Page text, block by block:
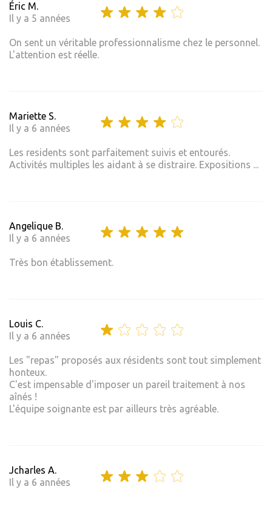
Éric M.
Il y a 5 années
On sent un véritable professionnalisme chez le personnel.
L'attention est réelle.
Mariette S.
Il y a 6 années
Les residents sont parfaitement suivis et entourés.
Activités multiples les aidant à se distraire. Expositions ...
Angelique B.
Il y a 6 années
Très bon établissement.
Louis C.
Il y a 6 années
Les "repas" proposés aux résidents sont tout simplement
honteux.
C'est impensable d'imposer un pareil traitement à nos
aînés !
L'équipe soignante est par ailleurs très agréable.
Jcharles A.
Il y a 6 années